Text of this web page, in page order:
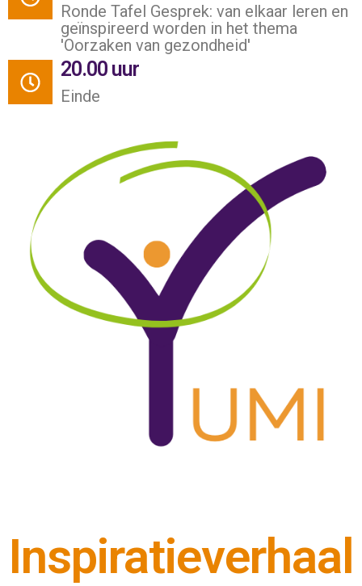
Ronde Tafel Gesprek: van elkaar leren en
geïnspireerd worden in het thema
'Oorzaken van gezondheid'
20.00 uur
Einde
Inspiratieverhaal